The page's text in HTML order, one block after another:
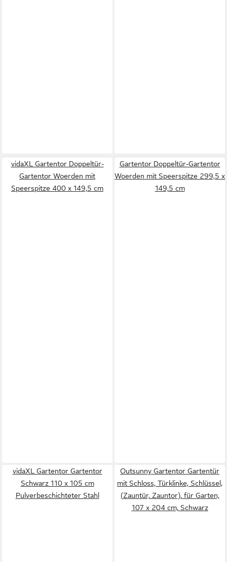
vidaXL Gartentor Doppeltür-
Gartentor Woerden mit
Speerspitze 400 x 149,5 cm
Gartentor Doppeltür-Gartentor
Woerden mit Speerspitze 299,5 x
149,5 cm
vidaXL Gartentor Gartentor
Schwarz 110 x 105 cm
Pulverbeschichteter Stahl
Outsunny Gartentor Gartentür
mit Schloss, Türklinke, Schlüssel,
(Zauntür, Zauntor), für Garten,
107 x 204 cm, Schwarz